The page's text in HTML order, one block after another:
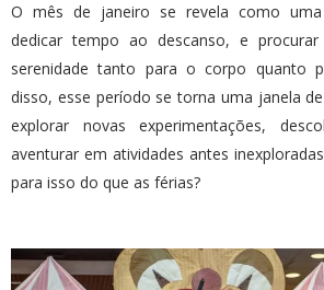
O mês de janeiro se revela como uma
dedicar tempo ao descanso, e
serenidade tanto para o corpo quanto
disso, esse período se torna uma janela
explorar novas experimentações,
aventurar em atividades antes
para isso do que as férias?